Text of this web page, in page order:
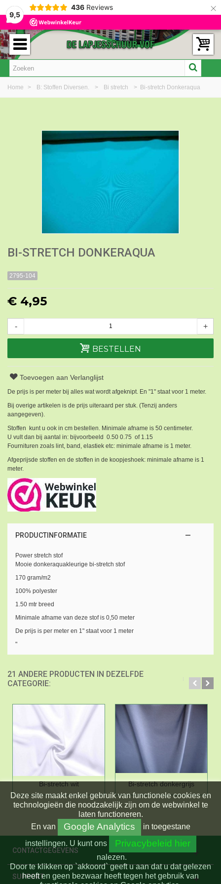
9,5
436 Reviews ×
Home > B: Stoffen Diversen. > Bi stretch > Bi-stretch Donkeraqua
BI-STRETCH DONKERAQUA
2795-104
€ 4,95
- +
BESTELLEN
Toevoegen aan Verlanglijst
De prijs is per meter bij alles wat wordt afgeknipt. En "1" staat voor 1 meter.
Bij overige artikelen is de prijs uiteraard per stuk. (Tenzij anders
aangegeven).
Stoffen kunt u ook in cm bestellen. Minimale afname is 50 centimeter.
U vult dan bij aantal in: bijvoorbeeld 0.50 0.75 of 1.15
Fournituren zoals lint, band, elastiek etc: minimale afname is 1 meter.
Afgeprijsde stoffen en de stoffen in de koopjeshoek: minimale afname is 1
meter.
PRODUCTINFORMATIE
Power stretch stof
Mooie donkeraquakleurige bi-stretch stof
170 gram/m2
100% polyester
1.50 mtr breed
Minimale afname van deze stof is 0,50 meter
De prijs is per meter en 1" staat voor 1 meter
"
21 ANDERE PRODUCTEN IN DEZELFDE
CATEGORIE:
Bi-stretch wit Bi-stretch donkergrijs
CONTACTGEGEVENS
SUPPORT
Deze site maakt enkel gebruik van functionele cookies en
technologieën die noodzakelijk zijn om de webwinkel te
laten functioneren.
En van Google Analytics
in toegestane
instellingen. U kunt ons Privacybeleid hier
nalezen.
Door te klikken op `akkoord` geeft u aan dat u dat gelezen
heeft en geen bezwaar heeft tegen het gebruik van